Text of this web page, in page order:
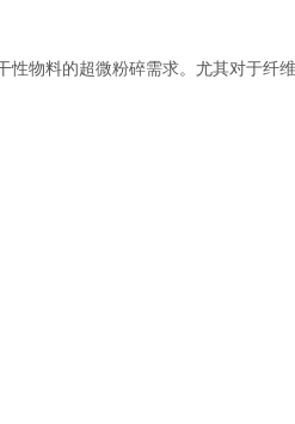
物料的超微粉碎需求。尤其对于纤